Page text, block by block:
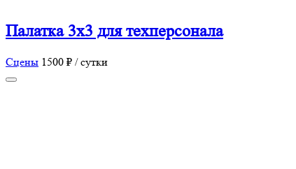
Палатка 3х3 для техперсонала
Сцены 1500 ₽ / сутки